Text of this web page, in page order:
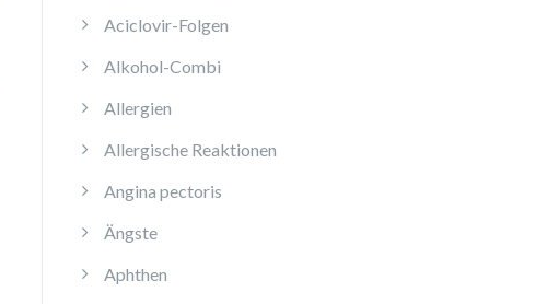
Aciclovir-Folgen
Alkohol-Combi
Allergien
Allergische Reaktionen
Angina pectoris
Ängste
Aphthen